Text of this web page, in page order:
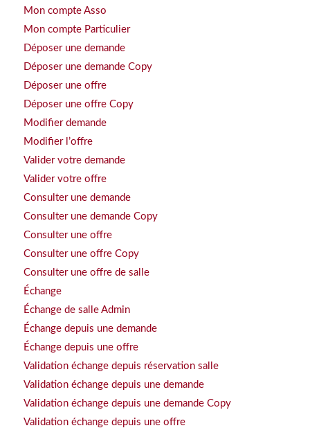
Mon compte Asso
Mon compte Particulier
Déposer une demande
Déposer une demande Copy
Déposer une offre
Déposer une offre Copy
Modifier demande
Modifier l’offre
Valider votre demande
Valider votre offre
Consulter une demande
Consulter une demande Copy
Consulter une offre
Consulter une offre Copy
Consulter une offre de salle
Échange
Échange de salle Admin
Échange depuis une demande
Échange depuis une offre
Validation échange depuis réservation salle
Validation échange depuis une demande
Validation échange depuis une demande Copy
Validation échange depuis une offre